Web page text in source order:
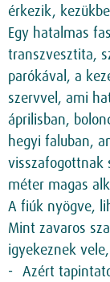
érkezik,
Egy hatalmas
transzvesztita,
parókával, a
szervvel, ami
áprilisban,
hegyi faluban,
visszafogottnak
méter magas
A fiúk nyögve,
Mint zavaros
igyekeznek
Azért